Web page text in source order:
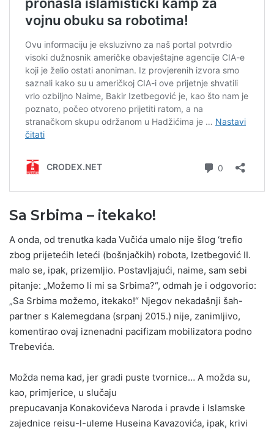
Sa Srbima – itekako!
A onda, od trenutka kada Vučića umalo nije šlog ‘trefio
zbog prijetećih leteći (bošnjačkih) robota, Izetbegović II.
malo se, ipak, prizemljio. Postavljajući, naime, sam sebi
pitanje: „Možemo li mi sa Srbima?“, odmah je i odgovorio:
„Sa Srbima možemo, itekako!“ Njegov nekadašnji šah-
partner s Kalemegdana (srpanj 2015.) nije, zanimljivo,
komentirao ovaj iznenadni pacifizam mobilizatora podno
Trebevića.
Možda nema kad, jer gradi puste tvornice… A možda su,
kao, primjerice, u slučaju
prepucavanja Konakovićeva Naroda i pravde i Islamske
zajednice reisu-l-uleme Huseina Kavazovića, ipak, krivi